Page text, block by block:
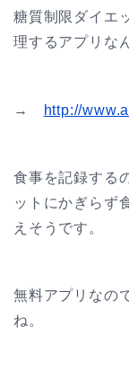
糖質制限ダイエ
理するアプリな
→ http://
食事を記録する
ットにかぎらず
えそうです。
無料アプリなの
ね。